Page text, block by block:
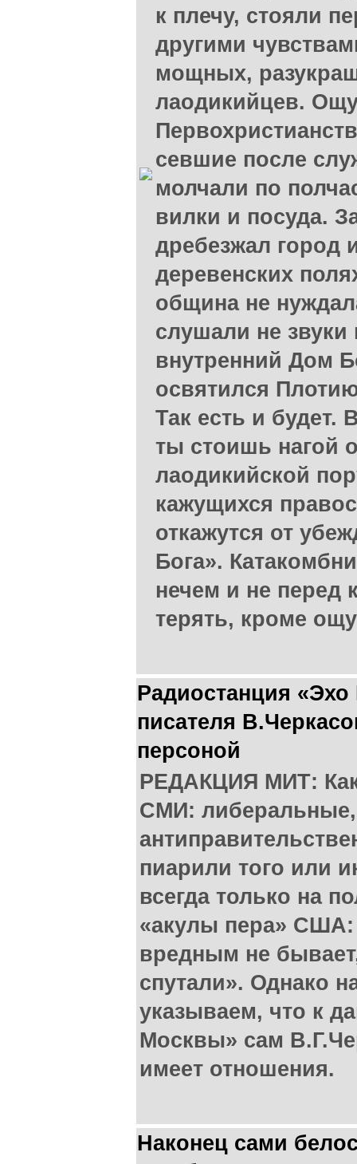
к плечу, стояли
другими
мощных,
лаодикийцев.
севшие после
молчали по
вилки и посуда.
дребезжал город
деревенских
община не
слушали не звуки
внутренний Дом
освятился
Так есть и будет.
ты стоишь нагой
лаодикийской
кажущихся
откажутся от
Бога».
нечем и не перед
терять, кроме
Радиостанция
писателя
персоной
РЕДАКЦИЯ МИТ:
СМИ: либеральные,
пиарили того или
всегда только на
«акулы пера» США:
вредным не
спутали». Однако
указываем, что к
Москвы» сам
имеет отношения.
Наконец сами